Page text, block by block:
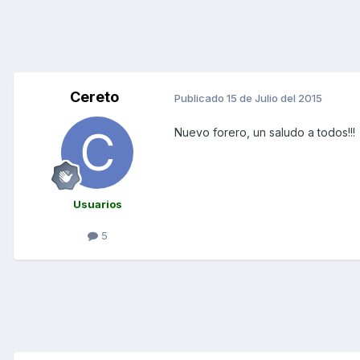
Cereto
Usuarios
5
Publicado 15 de Julio del 2015
Nuevo forero, un saludo a todos!!!